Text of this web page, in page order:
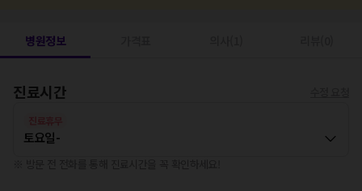
병원정보
진료시간
토요일-